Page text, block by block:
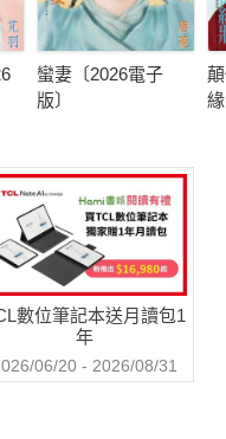
蠻妻〔2026電子
版〕
數位筆記本送月讀包1
年
06/20 - 2026/08/31